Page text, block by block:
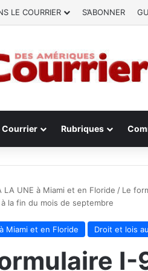
LE COURRIER S’ABONNER
Courrier Rubriques
LA UNE à Miami et en Floride / Le
la fin du mois de septembre
Miami et en Floride Droit et lois